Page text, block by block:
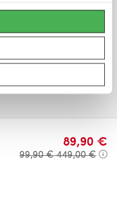
89,90 €
99,90 €449,00 €